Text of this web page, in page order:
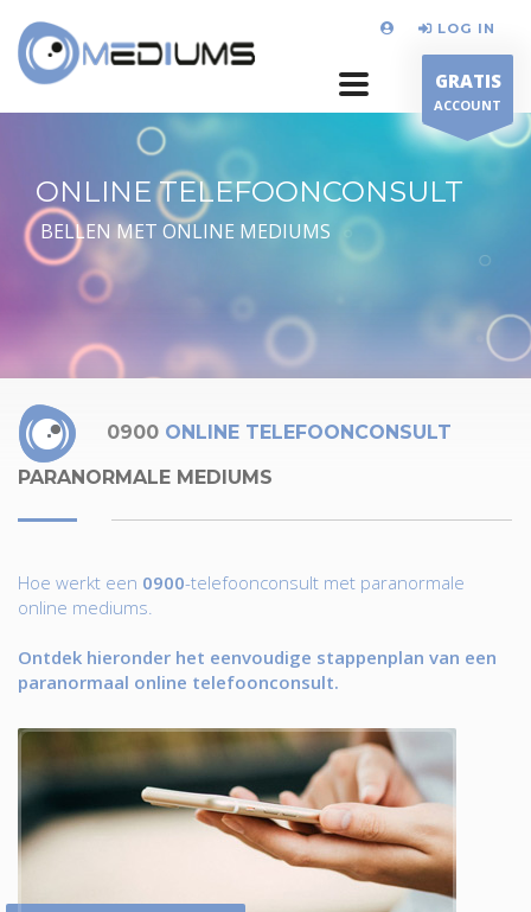
LOG IN
GRATIS
ACCOUNT
ONLINE TELEFOONCONSULT
BELLEN MET ONLINE MEDIUMS
0900 ONLINE TELEFOONCONSULT
PARANORMALE MEDIUMS
Hoe werkt een 0900-telefoonconsult met paranormale
online mediums.
Ontdek hieronder het eenvoudige stappenplan van een
paranormaal online telefoonconsult.